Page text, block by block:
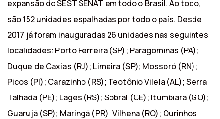
expansão do SEST SENAT em todo o Brasil. Ao todo,
são 152 unidades espalhadas por todo o país. Desde
2017 já foram inauguradas 26 unidades nas seguintes
localidades: Porto Ferreira (SP); Paragominas (PA);
Duque de Caxias (RJ); Limeira (SP); Mossoró (RN);
Picos (PI); Carazinho (RS); Teotônio Vilela (AL); Serra
Talhada (PE); Lages (RS); Sobral (CE); Itumbiara (GO);
Guarujá (SP); Maringá (PR); Vilhena (RO); Ourinhos